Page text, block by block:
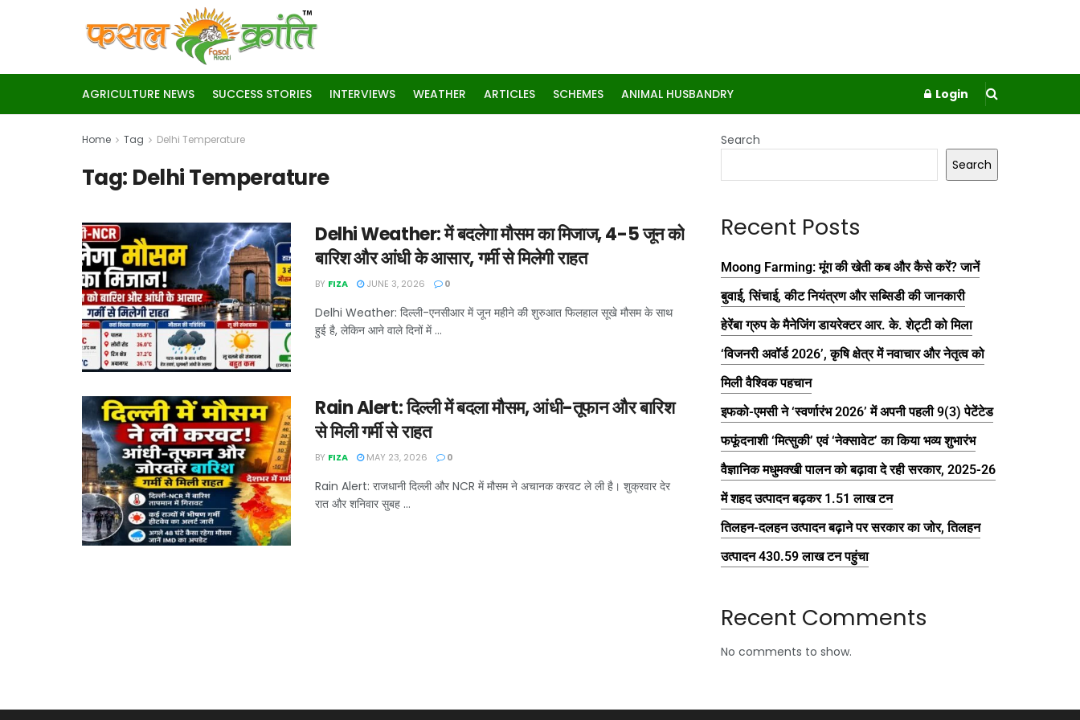
AGRICULTURE NEWS SUCCESS STORIES INTERVIEWS WEATHER ARTICLES SCHEMES ANIMAL HUSBANDRY Login
Home Tag Delhi Temperature
Tag: Delhi Temperature
Delhi Weather: में बदलेगा मौसम का मिजाज, 4-5 जून को
बारिश और आंधी के आसार, गर्मी से मिलेगी राहत
BY FIZA JUNE 3, 2026 0
Delhi Weather: दिल्ली-एनसीआर में जून महीने की शुरुआत फिलहाल सूखे मौसम के साथ
हुई है, लेकिन आने वाले दिनों में ...
Rain Alert: दिल्ली में बदला मौसम, आंधी-तूफान और बारिश
से मिली गर्मी से राहत
BY FIZA MAY 23, 2026 0
Rain Alert: राजधानी दिल्ली और NCR में मौसम ने अचानक करवट ले ली है। शुक्रवार देर
रात और शनिवार सुबह ...
Search
Search
Recent Posts
Moong Farming: मूंग की खेती कब और कैसे करें? जानें
बुवाई, सिंचाई, कीट नियंत्रण और सब्सिडी की जानकारी
हेरेंबा ग्रुप के मैनेजिंग डायरेक्टर आर. के. शेट्टी को मिला
‘विजनरी अवॉर्ड 2026’, कृषि क्षेत्र में नवाचार और नेतृत्व को
मिली वैश्विक पहचान
इफको-एमसी ने ‘स्वर्णारंभ 2026’ में अपनी पहली 9(3) पेटेंटेड
फफूंदनाशी ‘मित्सुकी’ एवं ‘नेक्सावेट’ का किया भव्य शुभारंभ
वैज्ञानिक मधुमक्खी पालन को बढ़ावा दे रही सरकार, 2025-26
में शहद उत्पादन बढ़कर 1.51 लाख टन
तिलहन-दलहन उत्पादन बढ़ाने पर सरकार का जोर, तिलहन
उत्पादन 430.59 लाख टन पहुंचा
Recent Comments
No comments to show.